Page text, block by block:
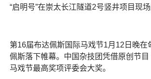
“启明号”在崇太长江隧道2号竖井项目现场
第16届布达佩斯国际马戏节1月12日晚在
佩斯落下帷幕。中国杂技团凭借原创节
马戏节最高奖项评委会大奖。